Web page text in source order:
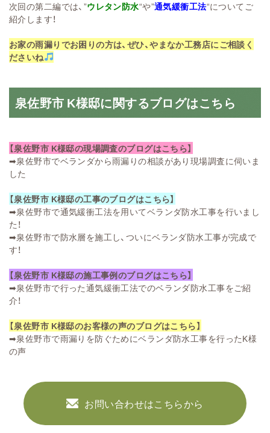
次回の第二編では、”ウレタン防水“や”通気緩衝工法“についてご
紹介します！
お家の雨漏りでお困りの方は、ぜひ、やまなか工務店にご相談く
ださいね
泉佐野市 K様邸に関するブログはこちら
【泉佐野市 K様邸の現場調査のブログはこちら】
➡泉佐野市でベランダから雨漏りの相談があり現場調査に伺いま
した
【泉佐野市 K様邸の工事のブログはこちら】
➡泉佐野市で通気緩衝工法を用いてベランダ防水工事を行いまし
た！
➡泉佐野市で防水層を施工し、ついにベランダ防水工事が完成で
す！
【泉佐野市 K様邸の施工事例のブログはこちら】
➡泉佐野市で行った通気緩衝工法でのベランダ防水工事をご紹
介！
【泉佐野市 K様邸のお客様の声のブログはこちら】
➡泉佐野市で雨漏りを防ぐためにベランダ防水工事を行ったK様
の声
お問い合わせはこちらから